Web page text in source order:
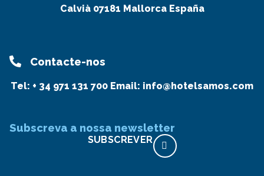
Calvià 07181 Mallorca España
Contacte-nos
Tel: + 34 971 131 700 Email: info@hotelsamos.com
Subscreva a nossa newsletter
SUBSCREVER